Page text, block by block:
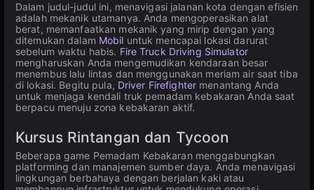
Dalam judul-judul ini, menavigasi jalanan kota dengan efisien
adalah mekanik utamanya. Anda mengoperasikan alat
berat, memanfaatkan mekanik yang mirip dengan yang
ditemukan dalam Mobil untuk mencapai lokasi darurat
sebelum waktu habis. Fire Truck Driving Simulator
mengharuskan Anda mengemudikan kendaraan besar
menembus lalu lintas dan menggunakan meriam air saat tiba
di lokasi. Begitu pula, Driver Firefighter menantang Anda
untuk menjaga kendali truk pemadam kebakaran Anda saat
berpacu menuju zona kebakaran aktif.
Kursus Rintangan dan Tycoon
Beberapa game Pemadam Kebakaran menggabungkan
platforming dan manajemen sumber daya. Anda menavigasi
lingkungan berbahaya dengan berjalan kaki atau